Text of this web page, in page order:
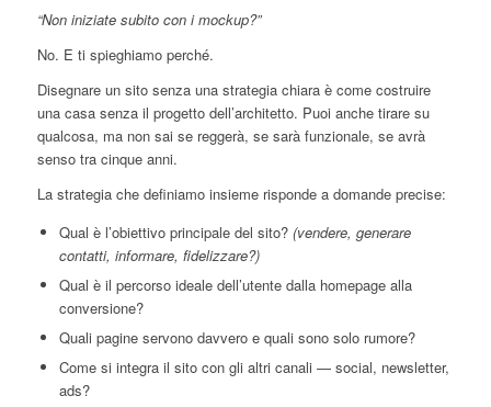
“Non iniziate subito con i mockup?”
No. E ti spieghiamo perché.
Disegnare un sito senza una strategia chiara è come costruire
una casa senza il progetto dell’architetto. Puoi anche tirare su
qualcosa, ma non sai se reggerà, se sarà funzionale, se avrà
senso tra cinque anni.
La strategia che definiamo insieme risponde a domande precise:
Qual è l’obiettivo principale del sito? (vendere, generare
contatti, informare, fidelizzare?)
Qual è il percorso ideale dell’utente dalla homepage alla
conversione?
Quali pagine servono davvero e quali sono solo rumore?
Come si integra il sito con gli altri canali — social, newsletter,
ads?